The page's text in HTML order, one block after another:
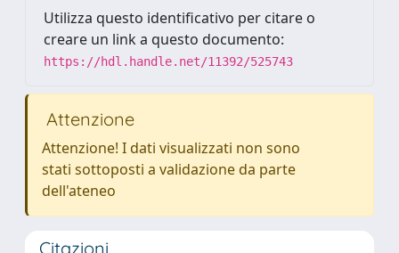
Utilizza questo identificativo per citare o
creare un link a questo documento:
https://hdl.handle.net/11392/525743
Attenzione
Attenzione! I dati visualizzati non sono
stati sottoposti a validazione da parte
dell'ateneo
Citazioni